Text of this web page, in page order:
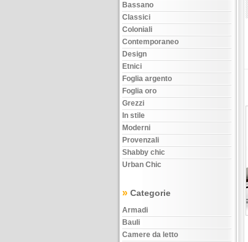
Bassano
Classici
Coloniali
Contemporaneo
Design
Etnici
Foglia argento
Foglia oro
Grezzi
In stile
Moderni
Provenzali
Shabby chic
Urban Chic
» Categorie
Armadi
Bauli
Camere da letto